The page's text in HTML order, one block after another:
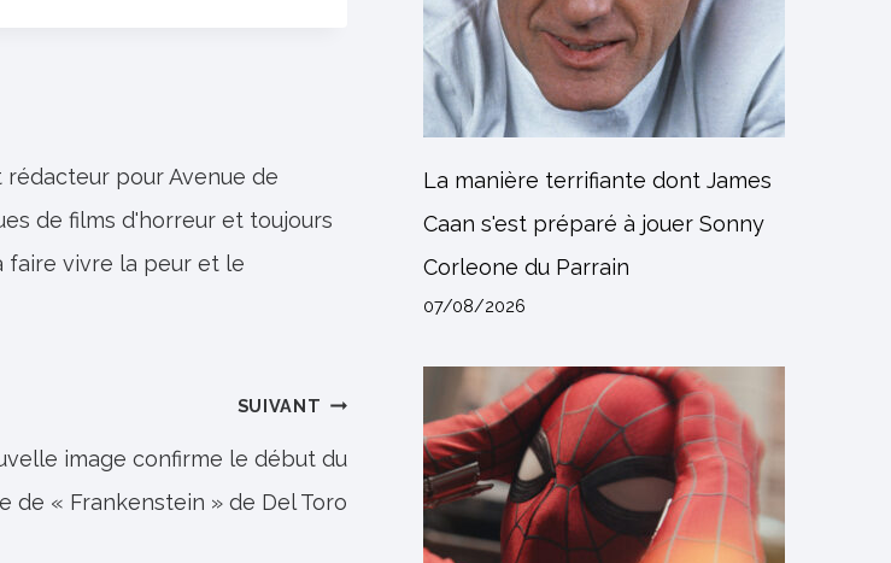
pour Avenue de
de films d'horreur et toujours
faire vivre la peur et le
SUIVANT
image confirme le début du
de « Frankenstein » de Del Toro
La manière terrifiante dont James
Caan s'est préparé à jouer Sonny
Corleone du Parrain
07/08/2026